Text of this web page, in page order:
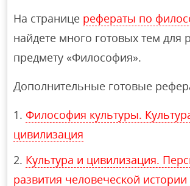
На странице рефераты по
найдете много готовых тем для
предмету «Философия».
Дополнительные готовые
Философия культуры.
цивилизация
Культура и цивилизация.
развития человеческой